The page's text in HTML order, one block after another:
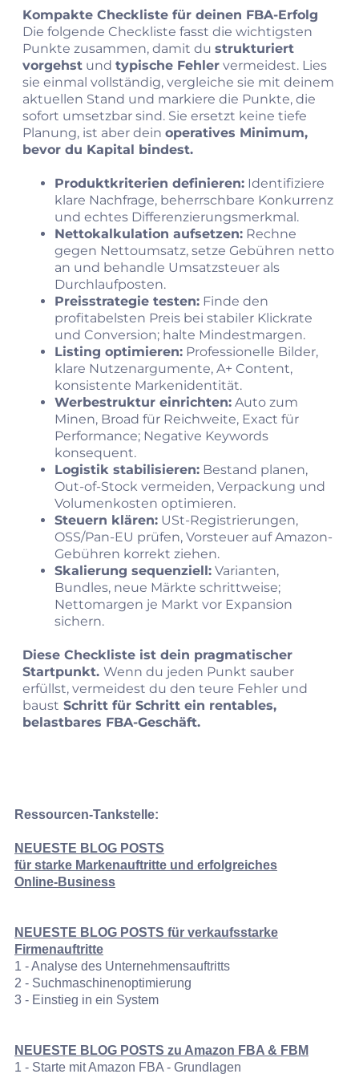
Kompakte Checkliste für deinen FBA-Erfolg
Die folgende Checkliste fasst die wichtigsten
Punkte zusammen, damit du strukturiert
vorgehst und typische Fehler vermeidest. Lies
sie einmal vollständig, vergleiche sie mit deinem
aktuellen Stand und markiere die Punkte, die
sofort umsetzbar sind. Sie ersetzt keine tiefe
Planung, ist aber dein operatives Minimum,
bevor du Kapital bindest.
Produktkriterien definieren: Identifiziere
klare Nachfrage, beherrschbare Konkurrenz
und echtes Differenzierungsmerkmal.
Nettokalkulation aufsetzen: Rechne
gegen Nettoumsatz, setze Gebühren netto
an und behandle Umsatzsteuer als
Durchlaufposten.
Preisstrategie testen: Finde den
profitabelsten Preis bei stabiler Klickrate
und Conversion; halte Mindestmargen.
Listing optimieren: Professionelle Bilder,
klare Nutzenargumente, A+ Content,
konsistente Markenidentität.
Werbestruktur einrichten: Auto zum
Minen, Broad für Reichweite, Exact für
Performance; Negative Keywords
konsequent.
Logistik stabilisieren: Bestand planen,
Out-of-Stock vermeiden, Verpackung und
Volumenkosten optimieren.
Steuern klären: USt-Registrierungen,
OSS/Pan-EU prüfen, Vorsteuer auf Amazon-
Gebühren korrekt ziehen.
Skalierung sequenziell: Varianten,
Bundles, neue Märkte schrittweise;
Nettomargen je Markt vor Expansion
sichern.
Diese Checkliste ist dein pragmatischer
Startpunkt. Wenn du jeden Punkt sauber
erfüllst, vermeidest du den teure Fehler und
baust Schritt für Schritt ein rentables,
belastbares FBA-Geschäft.
Ressourcen-Tankstelle:
NEUESTE BLOG POSTS
für starke Markenauftritte und erfolgreiches
Online‑Business
NEUESTE BLOG POSTS für verkaufsstarke
Firmenauftritte
1 - Analyse des Unternehmensauftritts
2 - Suchmaschinenoptimierung
3 - Einstieg in ein System
NEUESTE BLOG POSTS zu Amazon FBA & FBM
1 - Starte mit Amazon FBA - Grundlagen